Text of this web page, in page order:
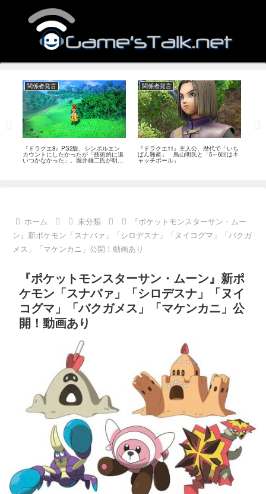
関係者発言
『ドラクエ8』PS2版、シンボルエン
カウントにしたかったが「技術的に追
いつかなかった」。堀井雄二氏が明か
関係者発言
『ドラクエ11』主人公、歴代で「いち
ばん難産」 鳥山明氏と「5～6回はキ
ャッチボール」
ホーム 未分類
『ポケットモンスターサン・ムー
ン』新ポケモン「スナバァ」「シロデスナ」「ヌイコグマ」「バクガ
メス」「マケンカニ」公開！動画あり
『ポケットモンスターサン・ムーン』新ポ
ケモン「スナバァ」「シロデスナ」「ヌイ
コグマ」「バクガメス」「マケンカニ」公
開！動画あり